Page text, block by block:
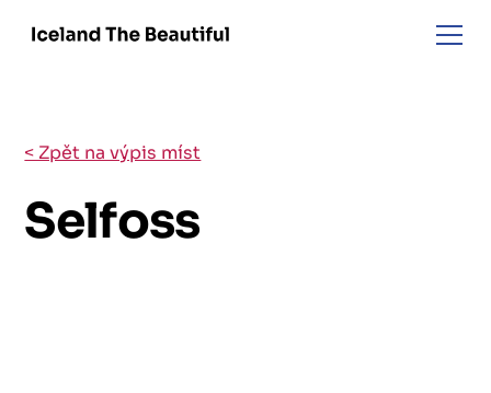
< Zpět na výpis míst
Selfoss